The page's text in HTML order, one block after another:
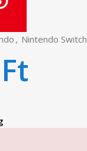
, Nintendo Switch
Ft